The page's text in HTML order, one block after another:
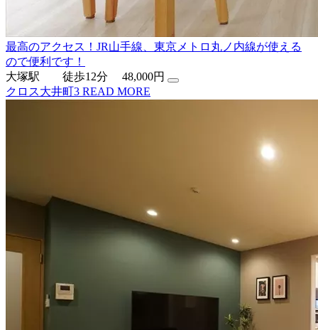
最高のアクセス！JR山手線、東京メトロ丸ノ内線が使える
ので便利です！
大塚駅 徒歩12分
48,000円
クロス大井町3 READ MORE